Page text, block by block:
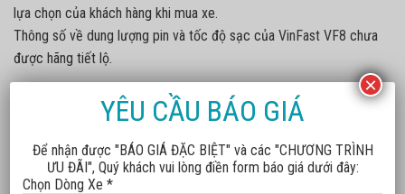
lựa chọn của khách hàng khi mua xe.
Thông số về dung lượng pin và tốc độ sạc của VinFast VF8 chưa
được hãng tiết lộ.
VF8 sẽ bán ra 2 phiên bản: Eco giá 1,057 tỷ đồng và Plus 1,237
YÊU CẦU BÁO GIÁ
Để nhận được "BÁO GIÁ ĐẶC BIỆT" và các "CHƯƠNG TRÌNH
ƯU ĐÃI", Quý khách vui lòng điền form báo giá dưới đây:
Chọn Dòng Xe *
×